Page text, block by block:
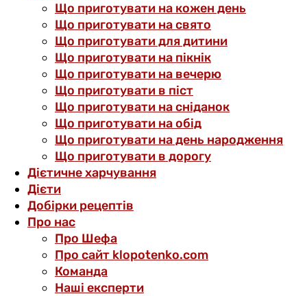
Що приготувати на кожен день
Що приготувати на свято
Що приготувати для дитини
Що приготувати на пікнік
Що приготувати на вечерю
Що приготувати в піст
Що приготувати на сніданок
Що приготувати на обід
Що приготувати на день народження
Що приготувати в дорогу
Дієтичне харчування
Дієти
Добірки рецептів
Про нас
Про Шефа
Про сайт klopotenko.com
Команда
Наші експерти